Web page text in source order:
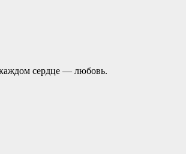
сердце — любовь.